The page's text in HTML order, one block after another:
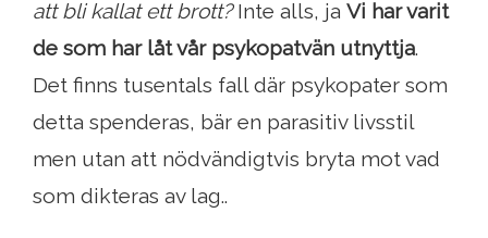
att bli kallat ett brott?Inte alls, ja Vi har varit
de som har låt vår psykopatvän utnyttja.
Det finns tusentals fall där psykopater som
detta spenderas, bär en parasitiv livsstil
men utan att nödvändigtvis bryta mot vad
som dikteras av lag..